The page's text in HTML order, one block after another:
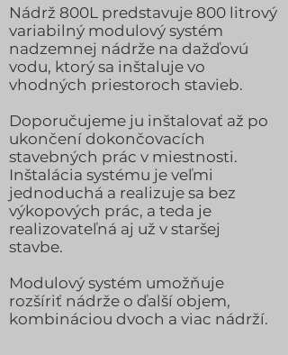
Nádrž 800L predstavuje 800 litrový
variabilný modulový systém
nadzemnej nádrže na dažďovú
vodu, ktorý sa inštaluje vo
vhodných priestoroch stavieb.
Doporučujeme ju inštalovať až po
ukončení dokončovacích
stavebných prác v miestnosti.
Inštalácia systému je veľmi
jednoduchá a realizuje sa bez
výkopových prác, a teda je
realizovateľná aj už v staršej
stavbe.
Modulový systém umožňuje
rozšíriť nádrže o ďalší objem,
kombináciou dvoch a viac nádrží.